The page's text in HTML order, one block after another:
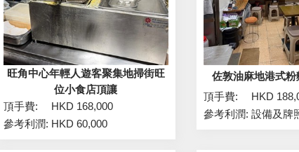
旺角中心年輕人遊客聚集地掃街旺
位小食店頂讓
頂手費:
HKD 168,000
參考利潤: HKD 60,000
佐敦油麻地港式
頂手費:
HKD
參考利潤: 設備及牌